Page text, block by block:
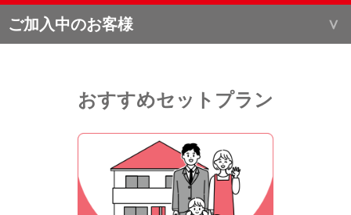
ご加入中のお客様
おすすめセットプラン